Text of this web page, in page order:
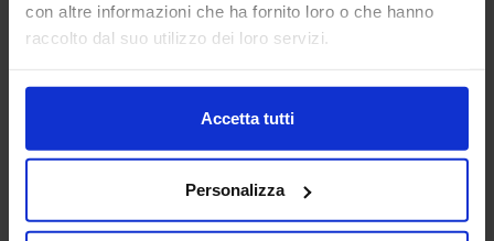
con altre informazioni che ha fornito loro o che hanno
raccolto dal suo utilizzo dei loro servizi.
Accetta tutti
Personalizza
Water Closet 14
Categorie Blocchi CAD
Arredi interni